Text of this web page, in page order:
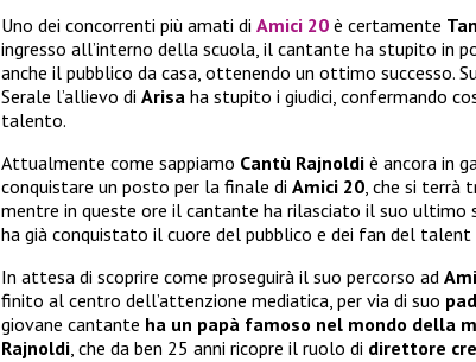
Uno dei concorrenti più amati di Amici 20 è certamente
ingresso all’interno della scuola, il cantante ha stupito in
anche il pubblico da casa, ottenendo un ottimo successo.
Serale l’allievo di Arisa ha stupito i giudici, confermando
talento.
Attualmente come sappiamo Cantù Rajnoldi è ancora in
conquistare un posto per la finale di Amici 20, che si terrà
mentre in queste ore il cantante ha rilasciato il suo ultimo
ha già conquistato il cuore del pubblico e dei fan del talent
In attesa di scoprire come proseguirà il suo percorso ad
finito al centro dell’attenzione mediatica, per via di suo
giovane cantante ha un papà famoso nel mondo della
Rajnoldi, che da ben 25 anni ricopre il ruolo di direttore